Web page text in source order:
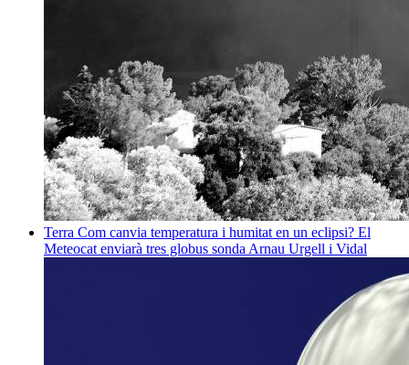
Terra Com canvia temperatura i humitat en un eclipsi? El
Meteocat enviarà tres globus sonda Arnau Urgell i Vidal